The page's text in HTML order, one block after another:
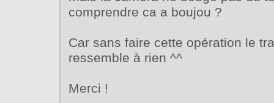
comprendre ca a boujou ?
Car sans faire cette opération le
ressemble à rien ^^
Merci !